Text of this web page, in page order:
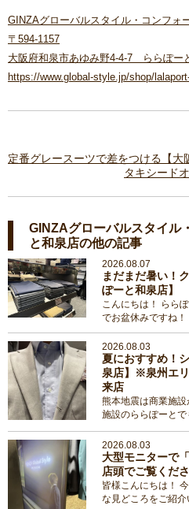
GINZAグローバルスタイル・コンフォ
〒594-1157
大阪府和泉市あゆみ野4-4-7 ららぽー
https://www.global-style.jp/shop/
定番グレースーツで差をつける【大
タキシード
GINZAグローバルスタイル
と和泉店の他の記事
2026.08.07
まだまだ暑い！
ぽーと和泉店】
こんにちは！ らら
でお盆休みですね！
2026.08.03
夏におすすめ！
泉店】※泉州エ
来店
熊本地震は商業施
施設のららぽーと
2026.08.03
大型モニターで
店頭でご覧くだ
皆様こんにちは！
な見どころをご紹